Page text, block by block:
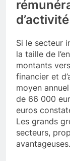
d’activité
Si le secteur
la taille de
montants
financier et
moyen
de 66 000
euros
Les grands
secteurs,
avantageuses.